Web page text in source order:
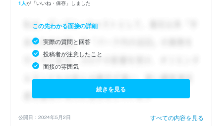
1人が「いいね・保存」しました
この先わかる面接の詳細
実際の質問と回答
投稿者が注意したこと
面接の雰囲気
続きを見る
公開日：2024年5月2日 すべての内容を見る